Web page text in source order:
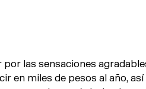
por las sensaciones
en miles de pesos al año, así